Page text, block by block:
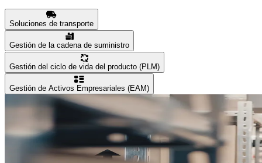
Soluciones de transporte
Gestión de la cadena de suministro
Gestión del ciclo de vida del producto (PLM)
Gestión de Activos Empresariales (EAM)